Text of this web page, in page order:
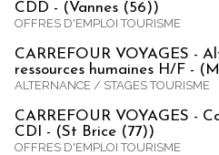
CDD - (Vannes (56))
OFFRES D'EMPLOI TOURISME
CARREFOUR VOYAGES -
ressources humaines H/F -
ALTERNANCE / STAGES TOURISME
CARREFOUR VOYAGES -
CDI - (St Brice (77))
OFFRES D'EMPLOI TOURISME